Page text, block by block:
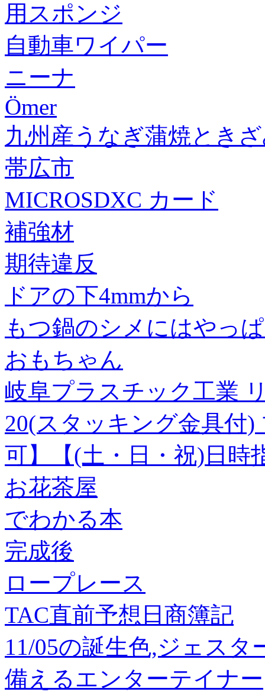
用スポンジ
自動車ワイパー
ニーナ
Ömer
九州産うなぎ蒲焼とき
帯広市
MICROSDXC カード
補強材
期待違反
ドアの下4mmから
もつ鍋のシメにはやっ
おもちゃん
岐阜プラスチック工業
20(スタッキング金具付)
可】【(土・日・祝)日時
お花茶屋
でわかる本
完成後
ロープレース
TAC直前予想日商簿記
11/05の誕生色,ジェス
備えるエンターテイナー